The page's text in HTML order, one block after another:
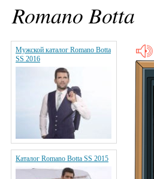
Romano Botta
Мужской каталог Romano Botta
SS 2016
Каталог Romano Botta SS 2015